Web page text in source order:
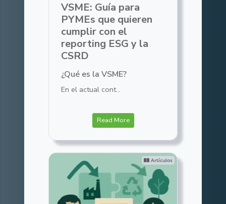
VSME: Guía para
PYMEs que quieren
cumplir con el
reporting ESG y la
CSRD
¿Qué es la VSME?
En el actual cont...
Read More
Artículos